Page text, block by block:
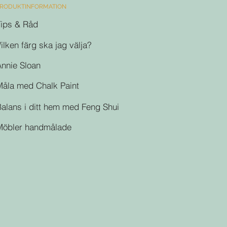
& Råd
färg ska jag välja?
Sloan
med Chalk Paint
i ditt hem med Feng Shui
handmålade